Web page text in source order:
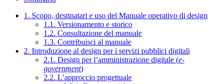
1. Scopo, destinatari e uso del Manuale operativo di design
1.1. Versionamento e storico
1.2. Consultazione del manuale
1.3. Contribuisci al manuale
2. Introduzione al design per i servizi pubblici digitali
2.1. Design per l’amministrazione digitale (e-
government)
2.2. L’approccio progettuale